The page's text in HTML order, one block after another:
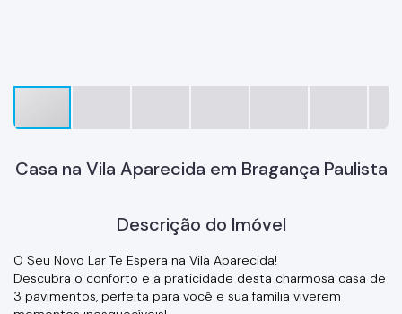
Casa na Vila Aparecida em Bragança Paulista
Descrição do Imóvel
O Seu Novo Lar Te Espera na Vila Aparecida!
Descubra o conforto e a praticidade desta charmosa casa de
3 pavimentos, perfeita para você e sua família viverem